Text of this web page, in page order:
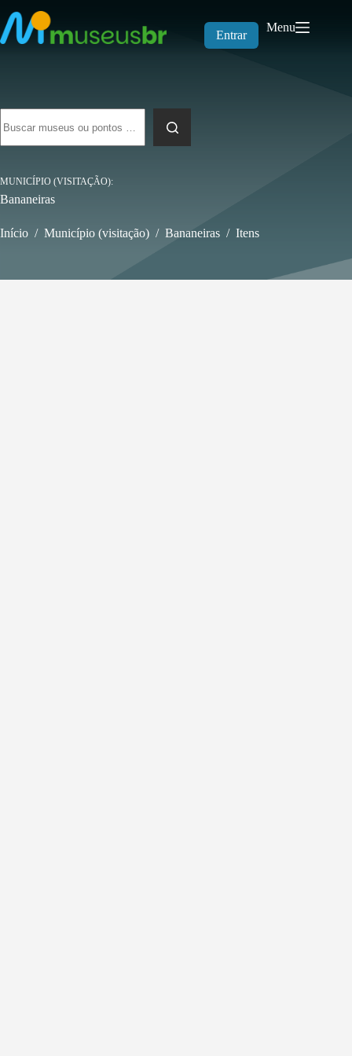
para
o
conteúdo
Entrar
Menu
resultados
MUNICÍPIO (VISITAÇÃO)
Bananeiras
Início / Município (visitação) / Bananeiras / Itens